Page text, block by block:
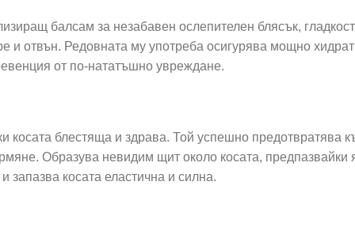
балсам за незабавен ослепителен блясък,
и отвън. Редовната му употреба осигурява мощно
от по-нататъшно увреждане.
блестяща и здрава. Той успешно предотвратява
Образува невидим щит около косата, предпазвайки
косата еластична и силна.